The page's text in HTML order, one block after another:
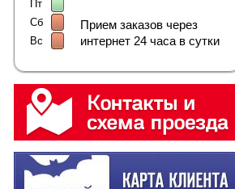
Пт
Сб
Вс
Прием заказов через
интернет 24 часа в сутки